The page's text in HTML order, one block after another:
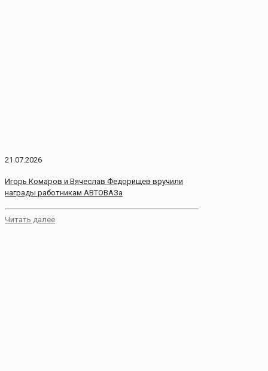
21.07.2026
Игорь Комаров и Вячеслав Федорищев вручили
награды работникам АВТОВАЗа
Читать далее